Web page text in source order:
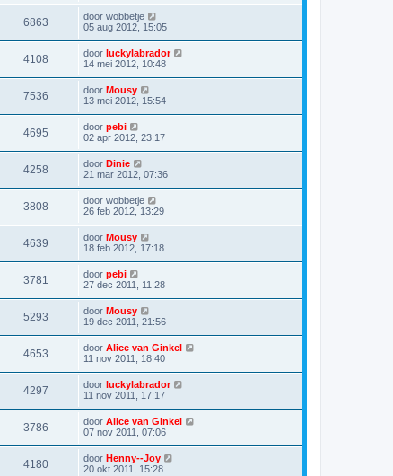
6863 door wobbetje
05 aug 2012, 15:05
4108 door luckylabrador
14 mei 2012, 10:48
7536 door Mousy
13 mei 2012, 15:54
4695 door pebi
02 apr 2012, 23:17
4258 door Dinie
21 mar 2012, 07:36
3808 door wobbetje
26 feb 2012, 13:29
4639 door Mousy
18 feb 2012, 17:18
3781 door pebi
27 dec 2011, 11:28
5293 door Mousy
19 dec 2011, 21:56
4653 door Alice van Ginkel
11 nov 2011, 18:40
4297 door luckylabrador
11 nov 2011, 17:17
3786 door Alice van Ginkel
07 nov 2011, 07:06
4180 door Henny--Joy
20 okt 2011, 15:28